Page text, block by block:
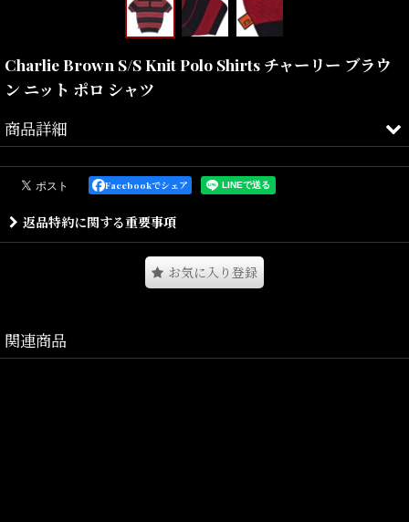
Charlie Brown S/S Knit Polo Shirts チャーリー ブラウ
ン ニット ポロ シャツ
商品詳細
LOS ANGELES発、世界中にファンを持つ老舗FB COUNTYよりチャ
ーリーブラウンニット ポロシャツがとなります。
コットンブレンドのしっかりした素材使いで着心地も抜群となって
おります。
サイズ展開も幅広く、メンズのみならず女性からも支持をうけてお
Size(サイズ)／
Facebookでシェア
返品特約に関する重要事項
お気に入り登録
関連商品